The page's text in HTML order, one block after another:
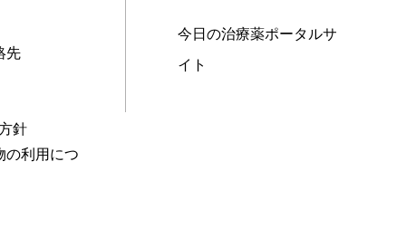
先
針
の利用につ
今日の治療薬ポータルサ
イト